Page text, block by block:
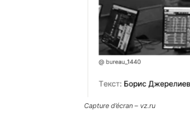
Capture d’écran – vz.ru